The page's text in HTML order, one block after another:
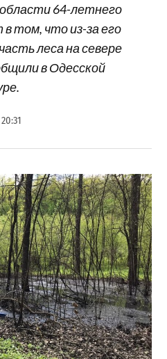
64-летнего
том, что из-за его
леса на севере
в Одесской